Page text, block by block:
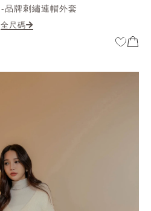
品牌刺繡連帽外套
全尺碼